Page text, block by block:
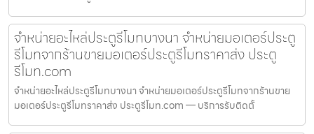
จำหน่ายอะไหล่ประตูรีโมทบางนา จำหน่ายมอเตอร์ประตู
รีโมทจากร้านขายมอเตอร์ประตูรีโมทราคาส่ง ประตู
รีโมท.com
จำหน่ายอะไหล่ประตูรีโมทบางนา จำหน่ายมอเตอร์ประตูรีโมทจากร้านขาย
มอเตอร์ประตูรีโมทราคาส่ง ประตูรีโมท.com — บริการรับติดตั้